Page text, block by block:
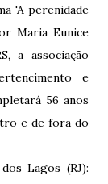
'A perenidade
Maria Eunice
a associação
e
56 anos
e de fora do
Lagos (RJ):